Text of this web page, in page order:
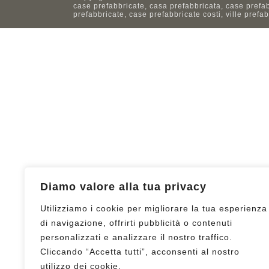
Diamo valore alla tua privacy
Utilizziamo i cookie per migliorare la tua esperienza
di navigazione, offrirti pubblicità o contenuti
personalizzati e analizzare il nostro traffico.
Cliccando “Accetta tutti”, acconsenti al nostro
utilizzo dei cookie.
case prefabbricate, casa prefabbricata, case
prefabbricate, case prefabbricate costi, ville